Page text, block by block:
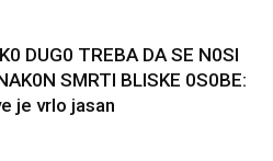
DUG0 TREBA DA SE N0SI
SMRTI BLISKE 0S0BE:
je vrlo jasan